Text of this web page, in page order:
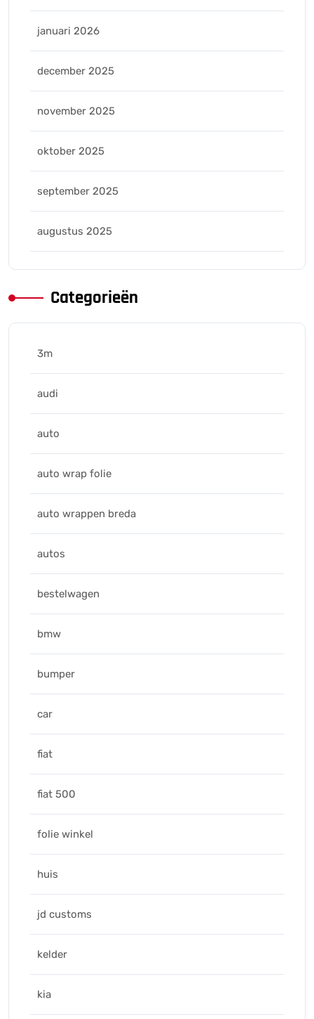
januari 2026
december 2025
november 2025
oktober 2025
september 2025
augustus 2025
Categorieën
3m
audi
auto
auto wrap folie
auto wrappen breda
autos
bestelwagen
bmw
bumper
car
fiat
fiat 500
folie winkel
huis
jd customs
kelder
kia